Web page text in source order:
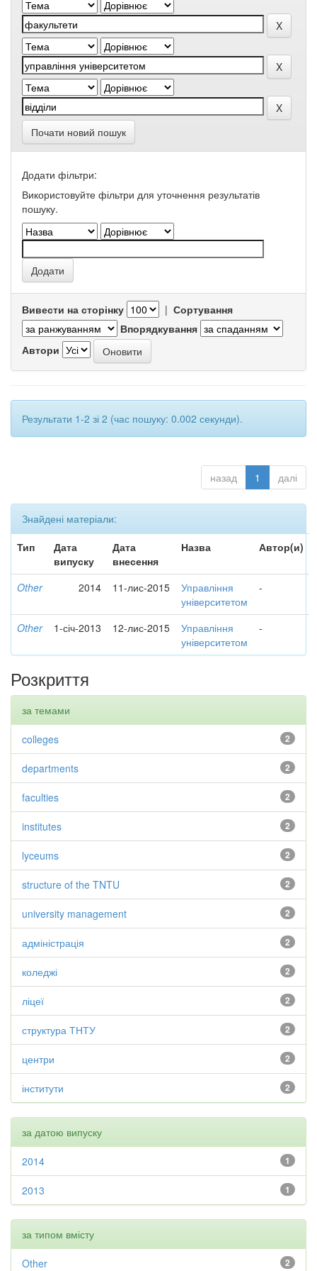
Почати новий пошук
Додати фільтри:
Використовуйте фільтри для уточнення результатів
пошуку.
Вивести на сторінку | Сортування
Впорядкування
Автори
Результати 1-2 зі 2 (час пошуку: 0.002 секунди).
назад 1 далі
Знайдені матеріали:
Тип
Дата
випуску
Дата
внесення
Назва Автор(и)
Other 2014 11-лис-2015
Управління
університетом
-
Other 1-січ-2013 12-лис-2015
Управління
університетом
-
Розкриття
за темами
2
colleges
2
departments
2
faculties
2
institutes
2
lyceums
2
structure of the TNTU
2
university management
2
адміністрація
2
коледжі
2
ліцеї
2
структура ТНТУ
2
центри
2
інститути
за датою випуску
1
2014
1
2013
за типом вмісту
2
Other